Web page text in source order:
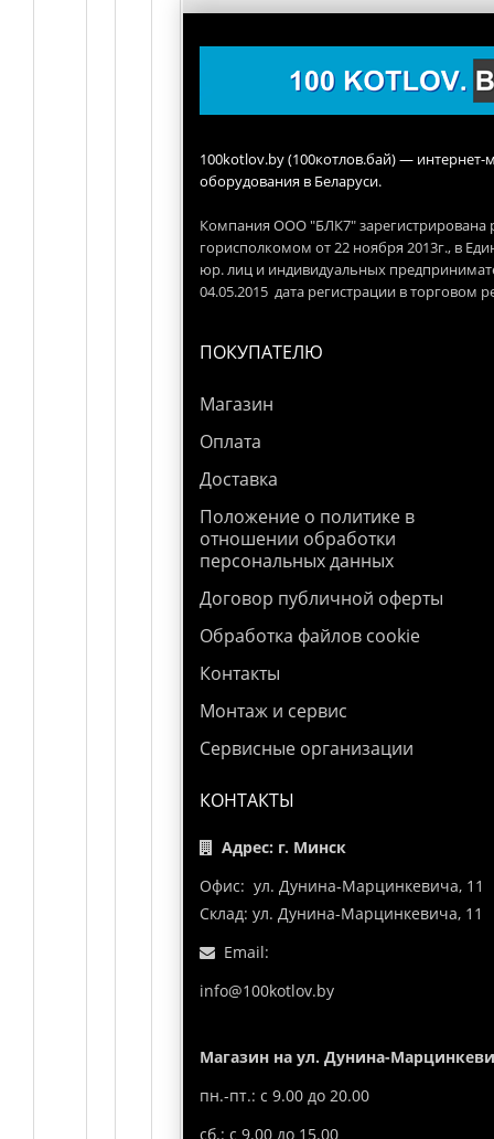
100kotlov.by (100котлов.бай) — интернет-
оборудования в Беларуси.
Компания ООО "БЛК7"
горисполкомом от 22 ноября 2013г., в
юр. лиц и индивидуальных
04.05.2015 дата регистрации в торговом
ПОКУПАТЕЛЮ
Магазин
Оплата
Доставка
Положение о политике в
отношении обработки
персональных данных
Договор публичной оферты
Обработка файлов cookie
Контакты
Монтаж и сервис
Сервисные организации
КОНТАКТЫ
Адрес: г. Минск
Офис: ул. Дунина-Марцинкевича, 11
Склад: ул. Дунина-Марцинкевича, 11
Email:
info@100kotlov.by
Магазин на ул. Дунина-
пн.-пт.: с 9.00 до 20.00
сб.: с 9.00 до 15.00